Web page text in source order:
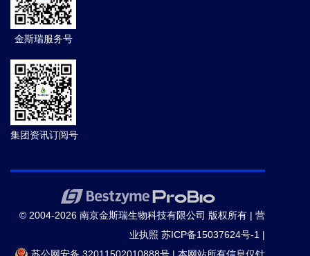
金斯瑞服务号
集团资讯订阅号
© 2004-2026 南京金斯瑞生物科技有限公司 版权所有 | 营
业执照 苏ICP备15037624号-1 |